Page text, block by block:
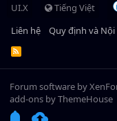
UI.X
Tiếng Việt
Liên hệ
Quy định và
R
S
S
Forum software by
add-ons by ThemeHouse